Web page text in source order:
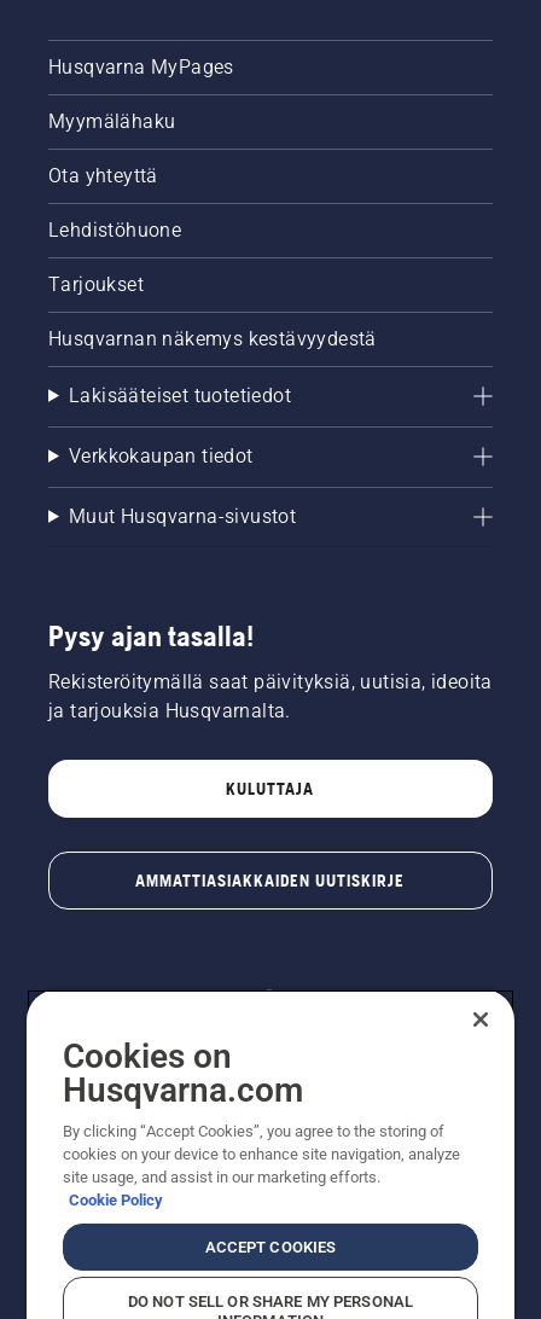
Husqvarna MyPages
Myymälähaku
Ota yhteyttä
Lehdistöhuone
Tarjoukset
Husqvarnan näkemys kestävyydestä
Lakisääteiset tuotetiedot
Verkkokaupan tiedot
Muut Husqvarna-sivustot
Pysy ajan tasalla!
Rekisteröitymällä saat päivityksiä, uutisia, ideoita
ja tarjouksia Husqvarnalta.
KULUTTAJA
AMMATTIASIAKKAIDEN UUTISKIRJE
© Husqvarna AB (publ). Kaikki oikeudet pidätetään.
Hinnat ovat suositushintoja. Varaamme oikeudet
hintamuutoksiin, kirjoitus- ja sisältövirheisiin. Sivusto
pyritään pitämään mahdollisimman ajantasaisena ja
suositushintoja (sis. alv), ellei tuotetta voi ostaa
suoraan verkkosivustoltamme.
EvästekäytäntöKäyttöehdotTietosuojailmoitusTiedot
Cookies on
Husqvarna.com
By clicking “Accept Cookies”, you agree to the storing of
cookies on your device to enhance site navigation, analyze
site usage, and assist in our marketing efforts.
Cookie Policy
ACCEPT COOKIES
DO NOT SELL OR SHARE MY PERSONAL